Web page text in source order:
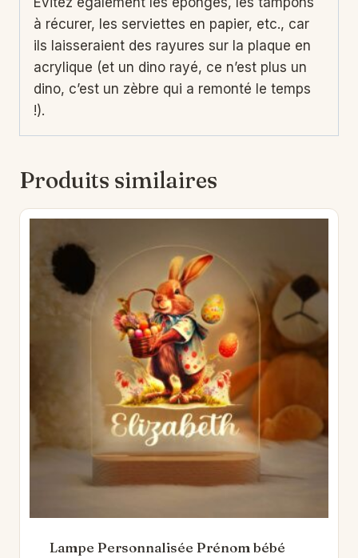
à récurer, les serviettes en papier, etc., car
ils laisseraient des rayures sur la plaque en
acrylique (et un dino rayé, ce n’est plus un
dino, c’est un zèbre qui a remonté le temps
!).
Produits similaires
Lampe Personnalisée Prénom bébé